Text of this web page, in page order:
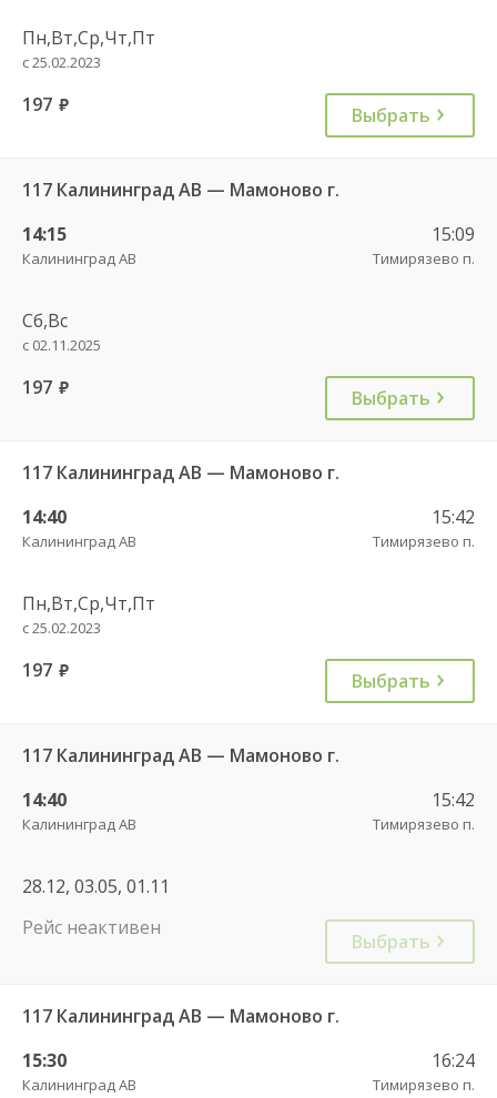
Пн,Вт,Ср,Чт,Пт
с 25.02.2023
197 руб. Выбрать
117 Калининград АВ — Мамоново г.
14:15
Калининград АВ
15:09
Тимирязево п.
Сб,Вс
с 02.11.2025
197 руб. Выбрать
117 Калининград АВ — Мамоново г.
14:40
Калининград АВ
15:42
Тимирязево п.
Пн,Вт,Ср,Чт,Пт
с 25.02.2023
197 руб. Выбрать
117 Калининград АВ — Мамоново г.
14:40
Калининград АВ
15:42
Тимирязево п.
28.12, 03.05, 01.11
Рейс неактивен
Выбрать
117 Калининград АВ — Мамоново г.
15:30
Калининград АВ
16:24
Тимирязево п.